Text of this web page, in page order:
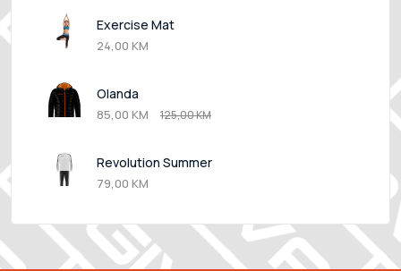
Exercise Mat
24,00 KM
Olanda
85,00 KM 125,00 KM
Revolution Summer
79,00 KM